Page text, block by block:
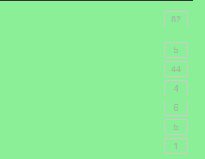
82
5
44
4
6
5
1